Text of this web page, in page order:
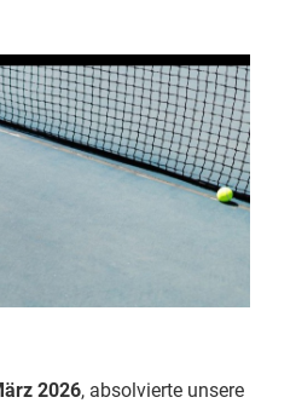
2026, absolvierte unsere